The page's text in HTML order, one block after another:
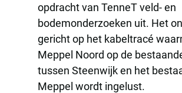
opdracht van TenneT veld- en
bodemonderzoeken uit. Het
gericht op het kabeltracé
Meppel Noord op de
tussen Steenwijk en het
Meppel wordt ingelust.